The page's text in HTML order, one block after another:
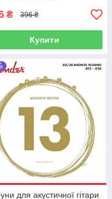
₴ 396 ₴
Купити
для акустичної гітари